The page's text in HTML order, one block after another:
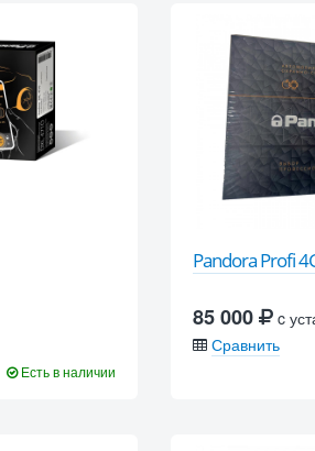
Есть в наличии
Pandora Profi
85 000
c
Сравнить